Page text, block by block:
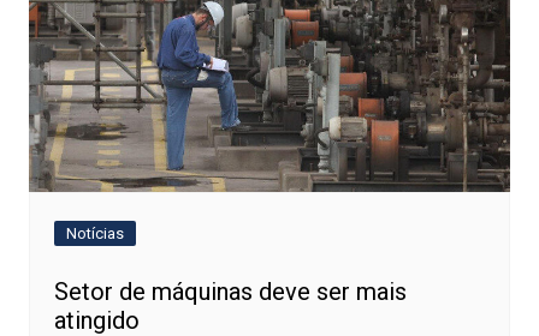
Notícias
Setor de máquinas deve ser mais
atingido